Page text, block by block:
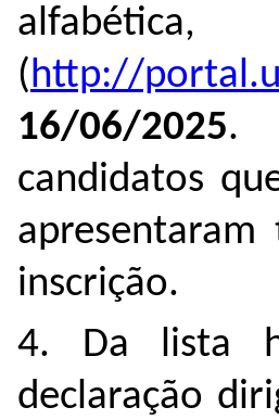
(http://
16/06/2025.
candidatos
inscrição.
4. Da lista
declaração